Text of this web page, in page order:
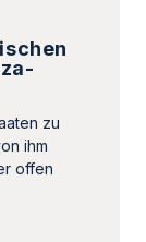
zu
ihm
offen